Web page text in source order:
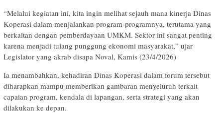
“Melalui kegiatan ini, kita ingin melihat sejauh mana kinerja Dinas
Koperasi dalam menjalankan program-programnya, terutama yang
berkaitan dengan pemberdayaan UMKM. Sektor ini sangat penting
karena menjadi tulang punggung ekonomi masyarakat,” ujar
Legislator yang akrab disapa Noval, Kamis (23/4/2026)
Ia menambahkan, kehadiran Dinas Koperasi dalam forum tersebut
diharapkan mampu memberikan gambaran menyeluruh terkait
capaian program, kendala di lapangan, serta strategi yang akan
dilakukan ke depan.